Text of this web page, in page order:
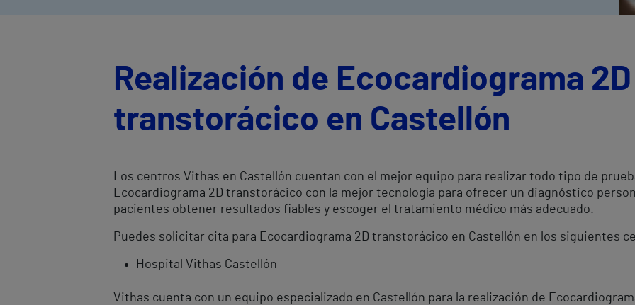
Realización de Ecocardiograma 2D
transtorácico en Castellón
Los centros Vithas en Castellón cuentan con el mejor equipo para realizar todo tipo de
Ecocardiograma 2D transtorácico con la mejor tecnología para ofrecer un diagnóstico
pacientes obtener resultados fiables y escoger el tratamiento médico más adecuado.
Puedes solicitar cita para Ecocardiograma 2D transtorácico en Castellón en los siguientes
Hospital Vithas Castellón
Vithas cuenta con un equipo especializado en Castellón para la realización de